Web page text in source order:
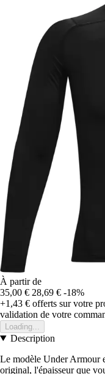
À partir de
35,00 € 28,69 € -18%
+1,43 € offerts sur votre
validation de votre
Loading...
Description
Le modèle Under Armour
original, l'épaisseur que